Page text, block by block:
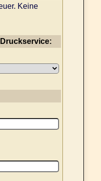
Keine